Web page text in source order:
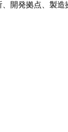
開発拠点、製